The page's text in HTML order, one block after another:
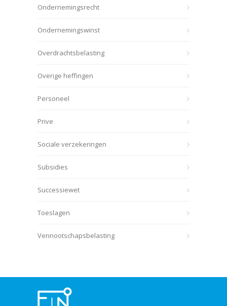
Ondernemingsrecht
Ondernemingswinst
Overdrachtsbelasting
Overige heffingen
Personeel
Prive
Sociale verzekeringen
Subsidies
Successiewet
Toeslagen
Vennootschapsbelasting